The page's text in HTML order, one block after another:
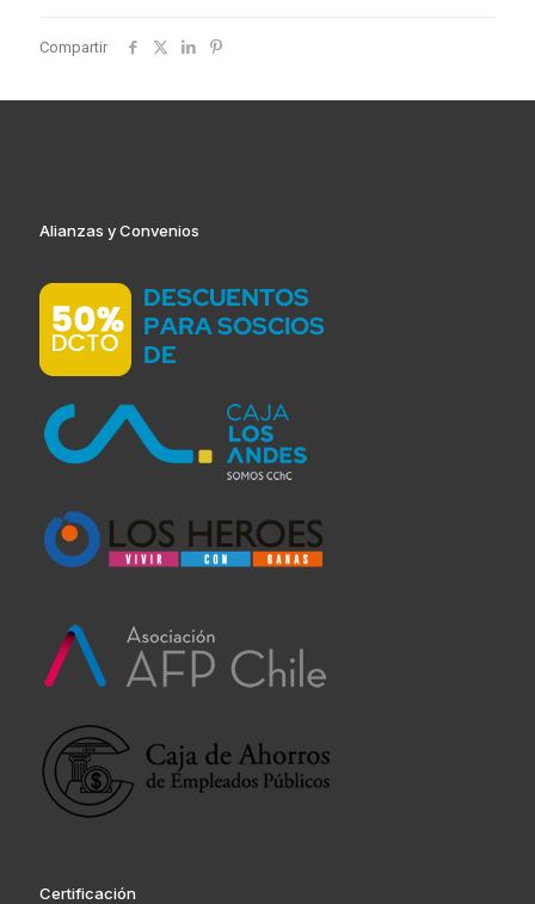
Compartir
Alianzas y Convenios
Certificación